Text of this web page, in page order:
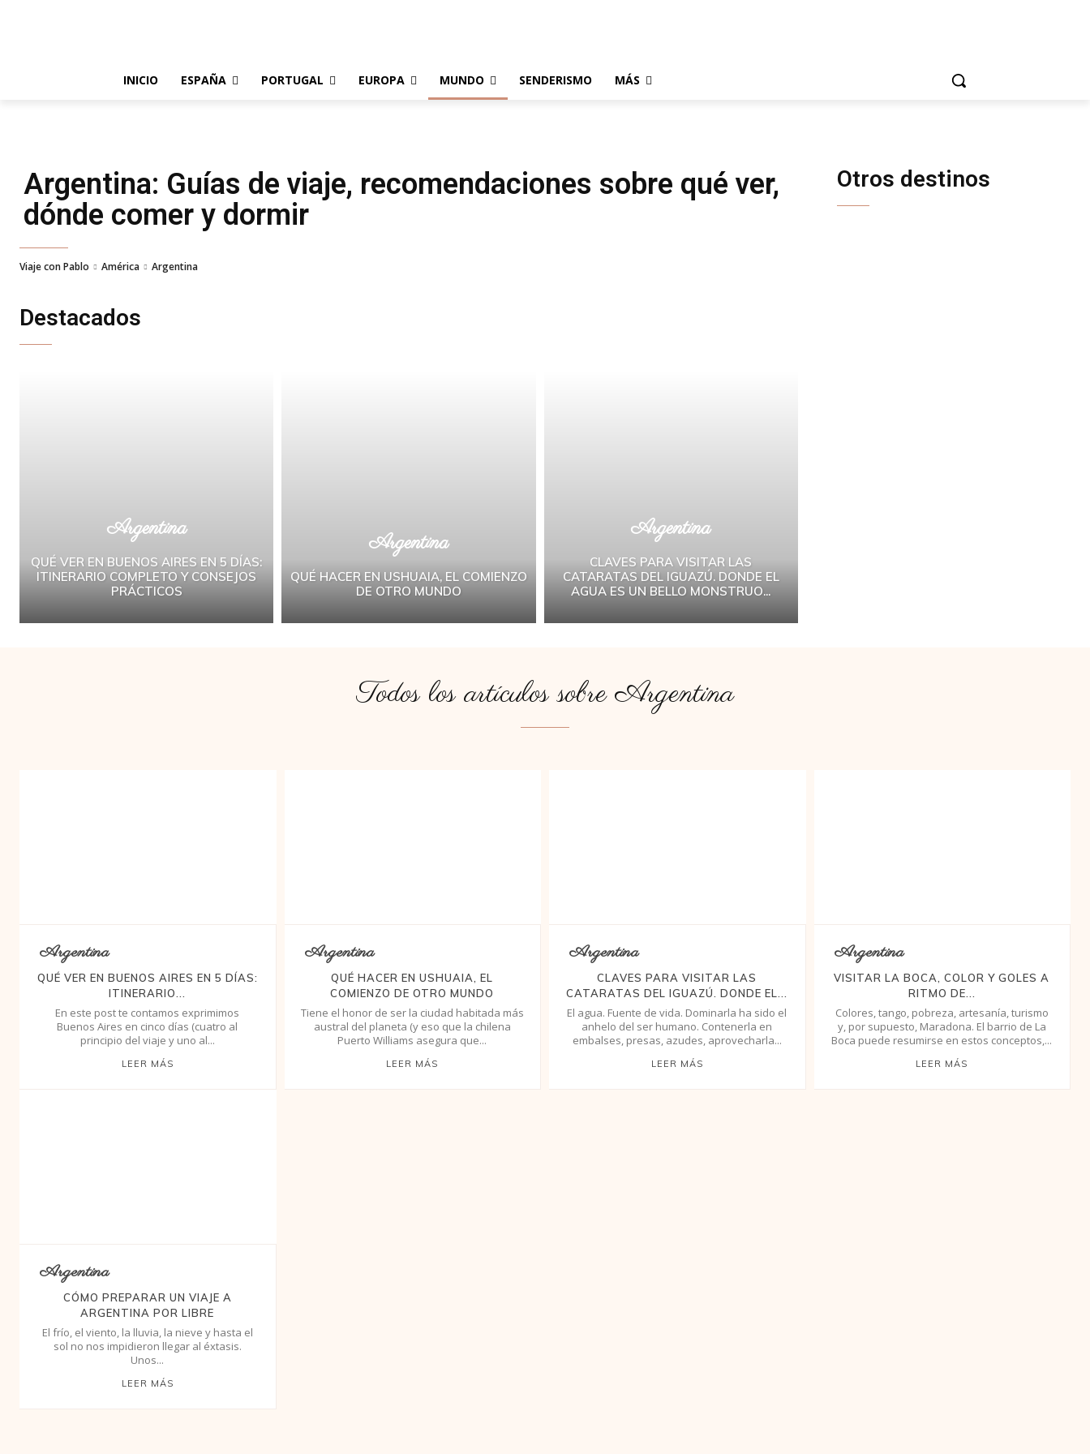
INICIO ESPAÑA PORTUGAL EUROPA MUNDO SENDERISMO MÁS
Argentina: Guías de viaje, recomendaciones sobre qué ver,
dónde comer y dormir
Viaje con Pablo América Argentina
Destacados
Argentina
QUÉ VER EN BUENOS AIRES EN 5 DÍAS:
ITINERARIO COMPLETO Y CONSEJOS
PRÁCTICOS
Argentina
QUÉ HACER EN USHUAIA, EL COMIENZO
DE OTRO MUNDO
Argentina
CLAVES PARA VISITAR LAS
CATARATAS DEL IGUAZÚ. DONDE EL
AGUA ES UN BELLO MONSTRUO...
Otros destinos
Todos los artículos sobreArgentina
Argentina
QUÉ VER EN BUENOS AIRES EN 5 DÍAS:
ITINERARIO...
En este post te contamos exprimimos
Buenos Aires en cinco días (cuatro al
principio del viaje y uno al...
LEER MÁS
Argentina
QUÉ HACER EN USHUAIA, EL
COMIENZO DE OTRO MUNDO
Tiene el honor de ser la ciudad habitada más
austral del planeta (y eso que la chilena
Puerto Williams asegura que...
LEER MÁS
Argentina
CLAVES PARA VISITAR LAS
CATARATAS DEL IGUAZÚ. DONDE EL...
El agua. Fuente de vida. Dominarla ha sido el
anhelo del ser humano. Contenerla en
embalses, presas, azudes, aprovecharla...
LEER MÁS
Argentina
VISITAR LA BOCA, COLOR Y GOLES A
RITMO DE...
Colores, tango, pobreza, artesanía, turismo
y, por supuesto, Maradona. El barrio de La
Boca puede resumirse en estos conceptos,...
LEER MÁS
Argentina
CÓMO PREPARAR UN VIAJE A
ARGENTINA POR LIBRE
El frío, el viento, la lluvia, la nieve y hasta el
sol no nos impidieron llegar al éxtasis.
Unos...
LEER MÁS